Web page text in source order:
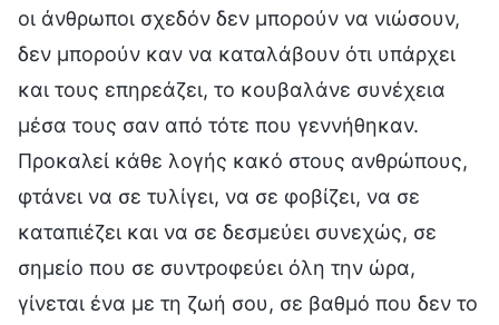
οι άνθρωποι σχεδόν δεν μπορούν να νιώσουν,
δεν μπορούν καν να καταλάβουν ότι υπάρχει
και τους επηρεάζει, το κουβαλάνε συνέχεια
μέσα τους σαν από τότε που γεννήθηκαν.
Προκαλεί κάθε λογής κακό στους ανθρώπους,
φτάνει να σε τυλίγει, να σε φοβίζει, να σε
καταπιέζει και να σε δεσμεύει συνεχώς, σε
σημείο που σε συντροφεύει όλη την ώρα,
γίνεται ένα με τη ζωή σου, σε βαθμό που δεν το